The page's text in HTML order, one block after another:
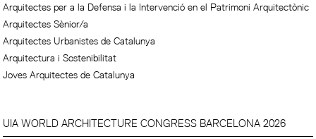
Arquitectes per a la Defensa i la Intervenció en el Patrimoni Arquitectònic
Arquitectes Sènior/a
Arquitectes Urbanistes de Catalunya
Arquitectura i Sostenibilitat
Joves Arquitectes de Catalunya
UIA WORLD ARCHITECTURE CONGRESS BARCELONA 2026